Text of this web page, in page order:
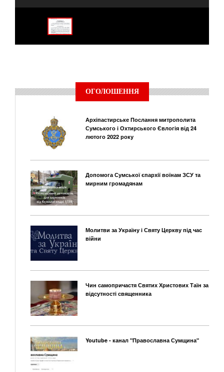
ОГОЛОШЕННЯ
Архіпастирське Послання митрополита
Сумського і Охтирського Євлогія від 24
лютого 2022 року
Допомога Сумської єпархії воїнам ЗСУ та
мирним громадянам
Молитви за Україну і Святу Церкву під час
війни
Чин самопричастя Святих Христових Таїн за
відсутності священника
Youtube - канал "Православна Сумщина"